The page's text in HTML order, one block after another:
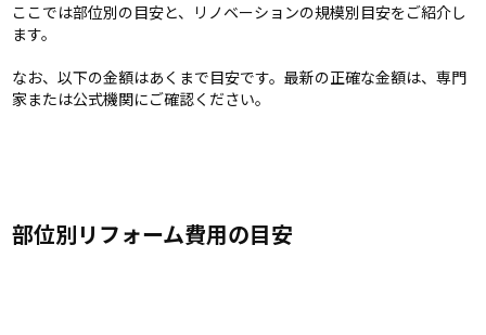
ここでは部位別の目安と、リノベーションの規模別目安をご紹介し
ます。
なお、以下の金額はあくまで目安です。最新の正確な金額は、専門
家または公式機関にご確認ください。
部位別リフォーム費用の目安